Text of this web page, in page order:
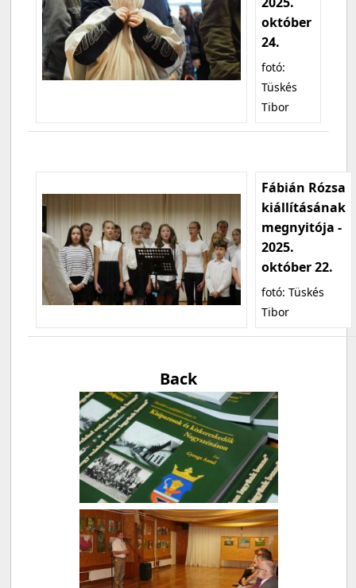
október
24.
fotó:
Tüskés
Tibor
Fábián Rózsa
kiállításának
megnyitója -
2025.
október 22.
fotó: Tüskés
Tibor
Back